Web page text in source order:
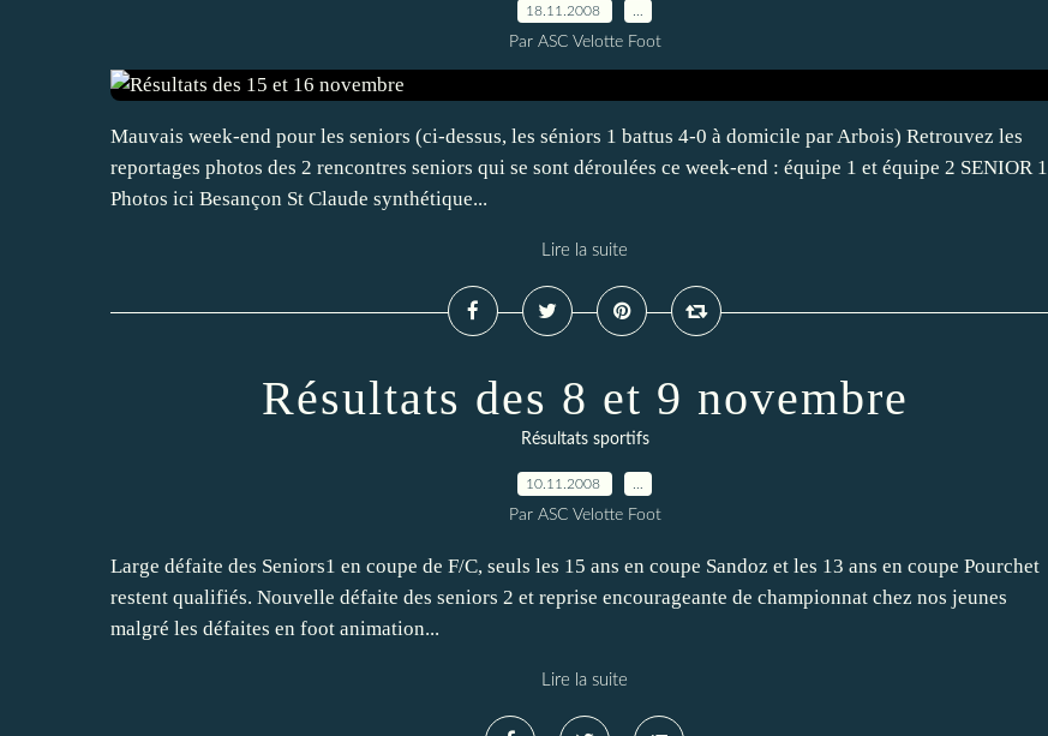
18.11.2008
Par ASC Velotte Foot
Mauvais week-end pour les seniors (ci-dessus, les séniors 1 battus 4-0 à domicile par Arbois) Retrouvez les
reportages photos des 2 rencontres seniors qui se sont déroulées ce week-end : équipe 1 et équipe 2 SENIOR 1
Photos ici Besançon St Claude synthétique...
Lire la suite
Résultats des 8 et 9 novembre
Résultats sportifs
10.11.2008
Par ASC Velotte Foot
Large défaite des Seniors1 en coupe de F/C, seuls les 15 ans en coupe Sandoz et les 13 ans en coupe Pourchet
restent qualifiés. Nouvelle défaite des seniors 2 et reprise encourageante de championnat chez nos jeunes
malgré les défaites en foot animation...
Lire la suite